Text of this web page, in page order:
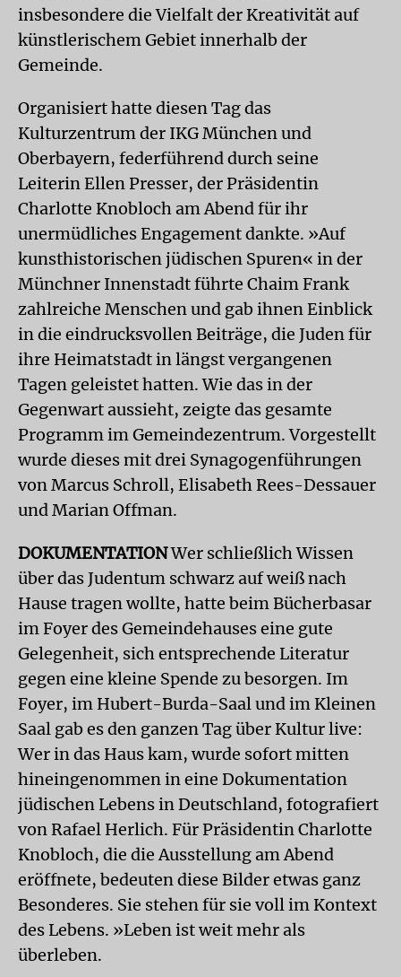
insbesondere die Vielfalt der Kreativität auf
künstlerischem Gebiet innerhalb der
Gemeinde.
Organisiert hatte diesen Tag das
Kulturzentrum der IKG München und
Oberbayern, federführend durch seine
Leiterin Ellen Presser, der Präsidentin
Charlotte Knobloch am Abend für ihr
unermüdliches Engagement dankte. »Auf
kunsthistorischen jüdischen Spuren« in der
Münchner Innenstadt führte Chaim Frank
zahlreiche Menschen und gab ihnen Einblick
in die eindrucksvollen Beiträge, die Juden für
ihre Heimatstadt in längst vergangenen
Tagen geleistet hatten. Wie das in der
Gegenwart aussieht, zeigte das gesamte
Programm im Gemeindezentrum. Vorgestellt
wurde dieses mit drei Synagogenführungen
von Marcus Schroll, Elisabeth Rees-Dessauer
und Marian Offman.
DOKUMENTATIONWer schließlich Wissen
über das Judentum schwarz auf weiß nach
Hause tragen wollte, hatte beim Bücherbasar
im Foyer des Gemeindehauses eine gute
Gelegenheit, sich entsprechende Literatur
gegen eine kleine Spende zu besorgen. Im
Foyer, im Hubert-Burda-Saal und im Kleinen
Saal gab es den ganzen Tag über Kultur live:
Wer in das Haus kam, wurde sofort mitten
hineingenommen in eine Dokumentation
jüdischen Lebens in Deutschland, fotografiert
von Rafael Herlich. Für Präsidentin Charlotte
Knobloch, die die Ausstellung am Abend
eröffnete, bedeuten diese Bilder etwas ganz
Besonderes. Sie stehen für sie voll im Kontext
des Lebens. »Leben ist weit mehr als
überleben.